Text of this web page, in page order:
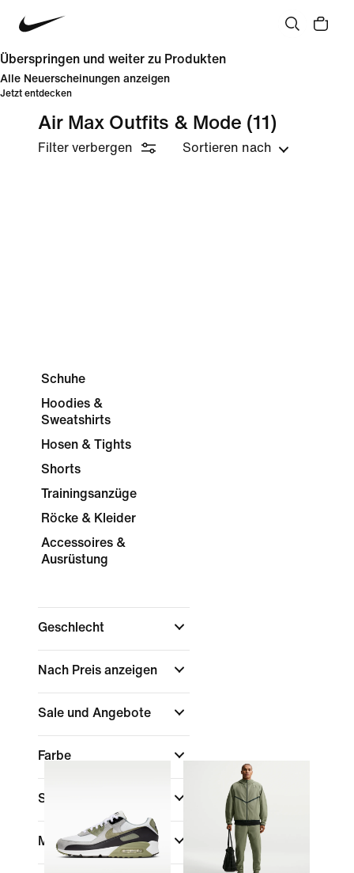
Überspringen und weiter zu Produkten
Alle Neuerscheinungen anzeigen
Jetzt entdecken
Air Max Outfits & Mode (11)
Filter verbergen Sortieren nach
Schuhe
Hoodies &
Sweatshirts
Hosen & Tights
Shorts
Trainingsanzüge
Röcke & Kleider
Accessoires &
Ausrüstung
Geschlecht
Nach Preis anzeigen
Sale und Angebote
Farbe
Sport
Marke